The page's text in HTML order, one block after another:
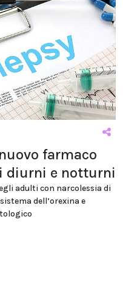
farmaco
diurni e notturni
adulti con narcolessia di
dell’orexina e